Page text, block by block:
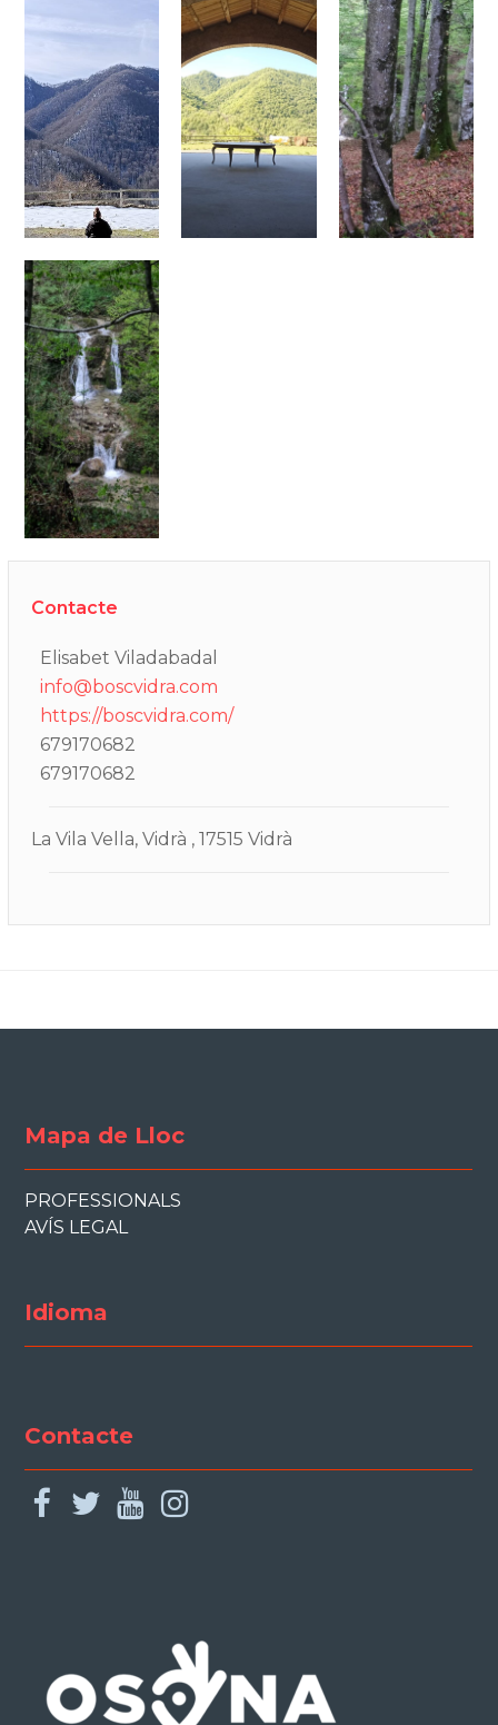
Contacte
Elisabet Viladabadal
info@boscvidra.com
https://boscvidra.com/
679170682
679170682
La Vila Vella, Vidrà , 17515 Vidrà
Mapa de Lloc
PROFESSIONALS
AVÍS LEGAL
Idioma
Contacte
facebook
twitteryoutube